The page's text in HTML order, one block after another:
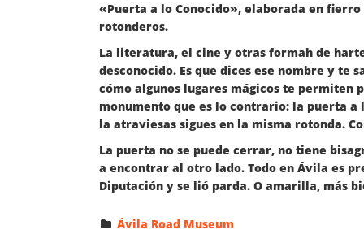
«Puerta a lo Conocido», elaborada en
rotonderos.
La literatura, el cine y otras formah de
desconocido. Es que dices ese nombre y te
cómo algunos lugares mágicos te permiten
monumento que es lo contrario: la puerta a
la atraviesas sigues en la misma rotonda.
La puerta no se puede cerrar, no tiene
a encontrar al otro lado. Todo en Ávila es
Diputación y se lió parda. O amarilla, más
Ávila Road Museum